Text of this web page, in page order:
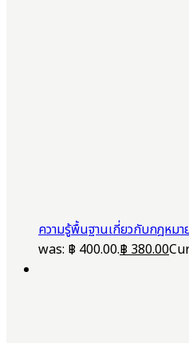
ความรู้พื้นฐานเกี่ยวกับกฎหมา
was: ฿ 400.00.฿380.00